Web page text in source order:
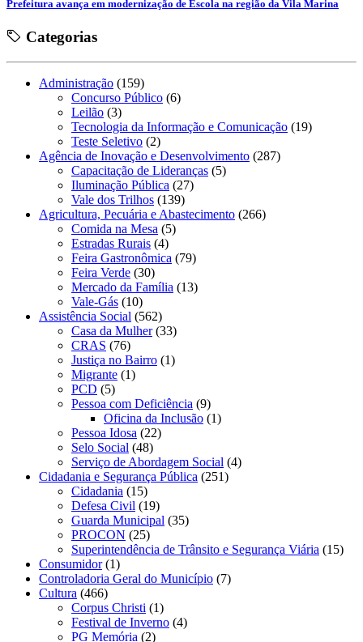
Prefeitura avança em modernização de Escola na região da Vila Marina
Categorias
Administração (159)
Concurso Público (6)
Leilão (3)
Tecnologia da Informação e Comunicação (19)
Teste Seletivo (2)
Agência de Inovação e Desenvolvimento (287)
Capacitação de Lideranças (5)
Iluminação Pública (27)
Vale dos Trilhos (139)
Agricultura, Pecuária e Abastecimento (266)
Comida na Mesa (5)
Estradas Rurais (4)
Feira Gastronômica (79)
Feira Verde (30)
Mercado da Família (13)
Vale-Gás (10)
Assistência Social (562)
Casa da Mulher(33)
CRAS (76)
Justiça no Bairro (1)
Migrante (1)
PCD (5)
Pessoa com Deficiência (9)
Oficina da Inclusão (1)
Pessoa Idosa (22)
Selo Social (48)
Serviço de Abordagem Social (4)
Cidadania e Segurança Pública (251)
Cidadania (15)
Defesa Civil (19)
Guarda Municipal (35)
PROCON (25)
Superintendência de Trânsito e Segurança Viária (15)
Consumidor(1)
Controladoria Geral do Município (7)
Cultura (466)
Corpus Christi (1)
Festival de Inverno (4)
PG Memória (2)